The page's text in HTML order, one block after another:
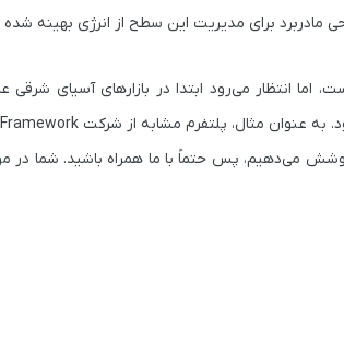
اما انتظار می‌رود ابتدا در بازارهای آسیای
پوشش می‌دهیم، پس حتماً با ما همراه باشید. شما در